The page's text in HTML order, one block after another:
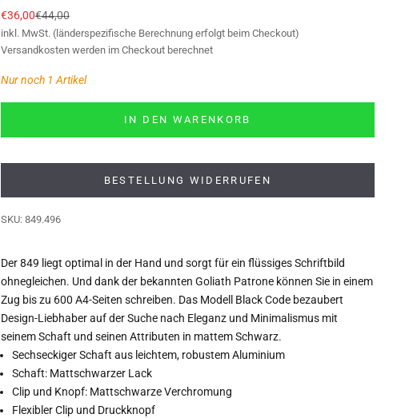
Angebot
€36,00Regulärer Preis
€44,00
inkl. MwSt. (länderspezifische Berechnung erfolgt beim Checkout)
Versandkostenwerden im Checkout berechnet
Nur noch 1 Artikel
IN DEN WARENKORB
BESTELLUNG WIDERRUFEN
SKU: 849.496
Der 849 liegt optimal in der Hand und sorgt für ein flüssiges Schriftbild
ohnegleichen. Und dank der bekannten Goliath Patrone können Sie in einem
Zug bis zu 600 A4-Seiten schreiben. Das Modell Black Code bezaubert
Design-Liebhaber auf der Suche nach Eleganz und Minimalismus mit
seinem Schaft und seinen Attributen in mattem Schwarz.
Sechseckiger Schaft aus leichtem, robustem Aluminium
Schaft: Mattschwarzer Lack
Clip und Knopf: Mattschwarze Verchromung
Flexibler Clip und Druckknopf